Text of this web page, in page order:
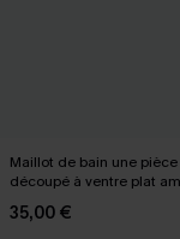
Maillot de bain une
découpé à ventre plat
35,00 €